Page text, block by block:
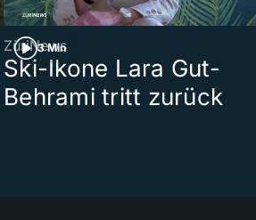
3 Min
ZüriNews
Ski-Ikone Lara Gut-
Behrami tritt zurück